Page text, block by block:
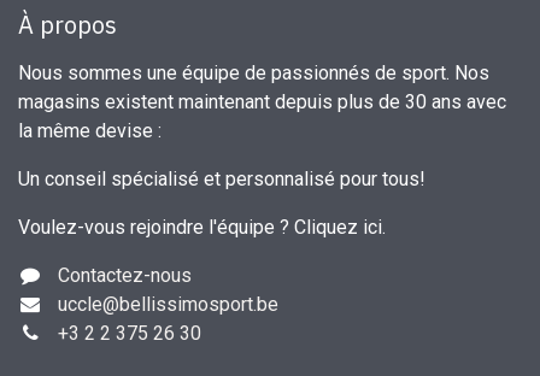
À propos
Nous sommes une équipe de passionnés de sport. Nos
magasins existent maintenant depuis plus de 30 ans avec
la même devise :
Un conseil spécialisé et personnalisé pour tous!
Voulez-vous rejoindre l'équipe ? Cliquez ici.
Contactez-nous
uccle@bellissimosport.be
+3 2 2 375 26 30